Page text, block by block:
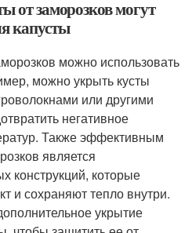
от заморозков могут
капусты
можно использовать
можно укрыть кусты
или другими
негативное
Также эффективным
является
конструкций, которые
и сохраняют тепло внутри.
укрытие